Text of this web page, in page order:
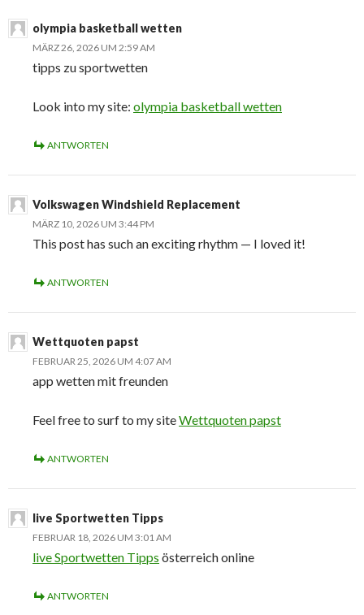
olympia basketball wetten
MÄRZ 26, 2026 UM 2:59 AM
tipps zu sportwetten
Look into my site: olympia basketball wetten
ANTWORTEN
Volkswagen Windshield Replacement
MÄRZ 10, 2026 UM 3:44 PM
This post has such an exciting rhythm — I loved it!
ANTWORTEN
Wettquoten papst
FEBRUAR 25, 2026 UM 4:07 AM
app wetten mit freunden
Feel free to surf to my siteWettquoten papst
ANTWORTEN
live Sportwetten Tipps
FEBRUAR 18, 2026 UM 3:01 AM
live Sportwetten Tipps österreich online
ANTWORTEN